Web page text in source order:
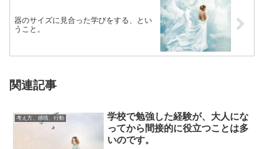
器のサイズに見合った学びをする、とい
うこと。
関連記事
考え方、感情、行動
学校で勉強した経験が、大人にな
ってから間接的に役立つことは多
いのです。